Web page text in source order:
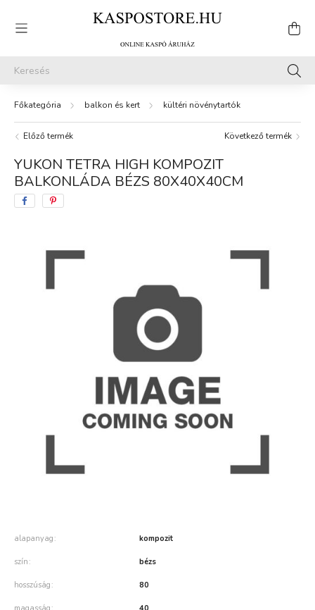
balkon és kert kültéri növénytartók
Előző termék Következő termék
YUKON TETRA HIGH KOMPOZIT
BALKONLÁDA BÉZS 80X40X40CM
alapanyag kompozit
szín bézs
hosszúság 80